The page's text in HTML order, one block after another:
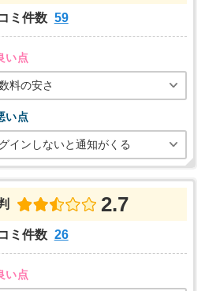
ミ件数 59
い点
料の安さ
い点
インしないと通知がくる
2.7
ミ件数 26
い点